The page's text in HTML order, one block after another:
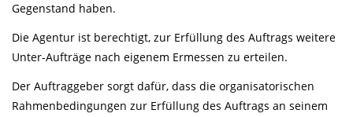
Gegenstand haben.
Die Agentur ist berechtigt, zur Erfüllung des Auftrags weitere
Unter-Aufträge nach eigenem Ermessen zu erteilen.
Der Auftraggeber sorgt dafür, dass die organisatorischen
Rahmenbedingungen zur Erfüllung des Auftrags an seinem